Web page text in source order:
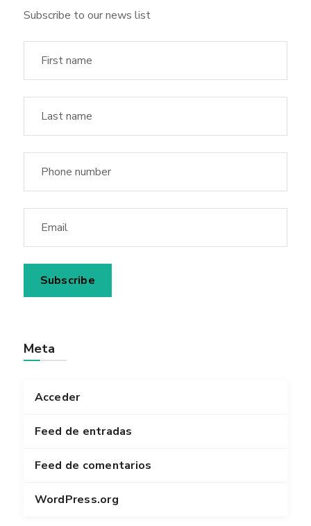
Subscribe to our news list
Meta
Acceder
Feed de entradas
Feed de comentarios
WordPress.org